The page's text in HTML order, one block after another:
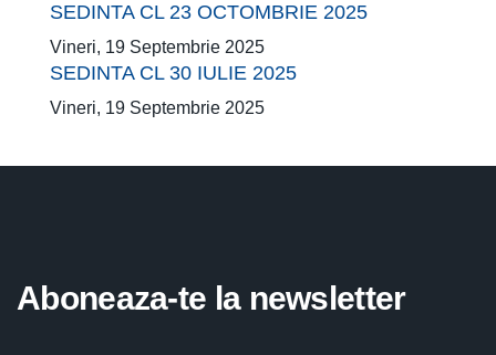
SEDINTA CL 23 OCTOMBRIE 2025
Vineri, 19 Septembrie 2025
SEDINTA CL 30 IULIE 2025
Vineri, 19 Septembrie 2025
Aboneaza-te la newsletter